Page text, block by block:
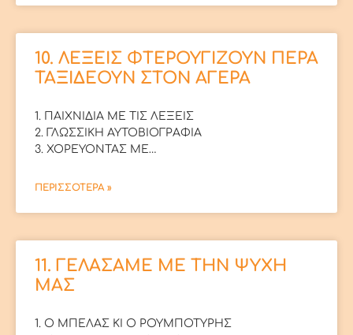
10. ΛΕΞΕΙΣ ΦΤΕΡΟΥΓΙΖΟΥΝ ΠΕΡΑ
ΤΑΞΙΔΕΟΥΝ ΣΤΟΝ ΑΓΕΡΑ
1. ΠΑΙΧΝΙΔΙΑ ΜΕ ΤΙΣ ΛΕΞΕΙΣ
2. ΓΛΩΣΣΙΚΗ ΑΥΤΟΒΙΟΓΡΑΦΙΑ
3. ΧΟΡΕΥΟΝΤΑΣ ΜΕ…
ΠΕΡΙΣΣΟΤΕΡΑ »
11. ΓΕΛΑΣΑΜΕ ΜΕ ΤΗΝ ΨΥΧΗ
ΜΑΣ
1. Ο ΜΠΕΛΑΣ ΚΙ Ο ΡΟΥΜΠΟΤΥΡΗΣ